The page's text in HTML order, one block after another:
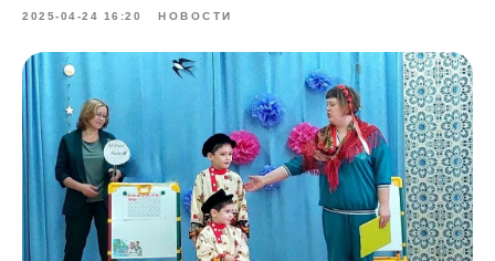
2025-04-24 16:20 НОВОСТИ